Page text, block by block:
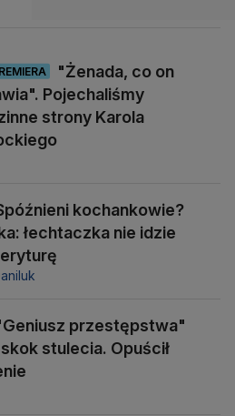
"Żenada, co on
Pojechaliśmy
strony Karola
kochankowie?
łechtaczka nie idzie
przestępstwa"
skok stulecia. Opuścił